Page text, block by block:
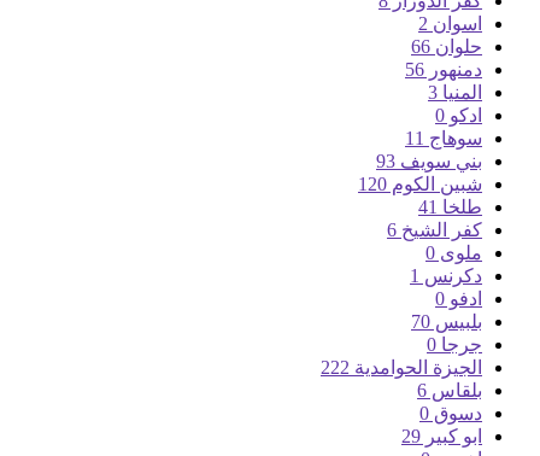
اسوان 2
حلوان 66
دمنهور 56
المنيا 3
ادكو 0
سوهاج 11
بني سويف 93
شبين الكوم 120
طلخا 41
كفر الشيخ 6
ملوى 0
دكرنس 1
ادفو 0
بلبيس 70
جرجا 0
الجيزة الحوامدية 222
بلقاس 6
دسوق 0
ابو كبير 29